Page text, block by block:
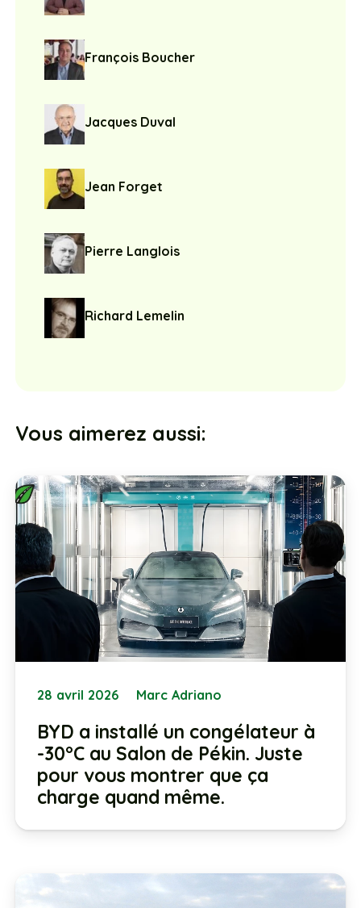
François Boucher
Jacques Duval
Jean Forget
Pierre Langlois
Richard Lemelin
Vous aimerez aussi:
28 avril 2026 Marc Adriano
BYD a installé un congélateur à
-30°C au Salon de Pékin. Juste
pour vous montrer que ça
charge quand même.